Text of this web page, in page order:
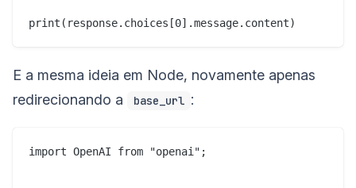
E a mesma ideia em Node, novamente apenas
redirecionando a
base_url :
import OpenAI from "openai";